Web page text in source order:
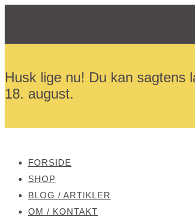
Husk lige nu! Du kan sagtens
18. august.
FORSIDE
SHOP
BLOG / ARTIKLER
OM / KONTAKT